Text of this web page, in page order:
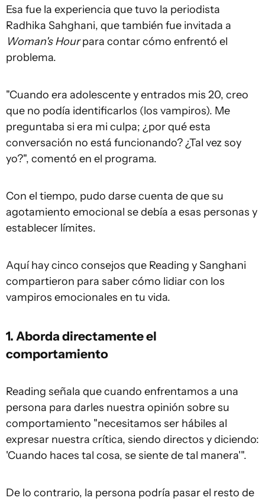
Esa fue la experiencia que tuvo la periodista
Radhika Sahghani, que también fue invitada a
Woman's Hourpara contar cómo enfrentó el
problema.
"Cuando era adolescente y entrados mis 20, creo
que no podía identificarlos (los vampiros). Me
preguntaba si era mi culpa; ¿por qué esta
conversación no está funcionando? ¿Tal vez soy
yo?", comentó en el programa.
Con el tiempo, pudo darse cuenta de que su
agotamiento emocional se debía a esas personas y
establecer límites.
Aquí hay cinco consejos que Reading y Sanghani
compartieron para saber cómo lidiar con los
vampiros emocionales en tu vida.
1. Aborda directamente el
comportamiento
Reading señala que cuando enfrentamos a una
persona para darles nuestra opinión sobre su
comportamiento "necesitamos ser hábiles al
expresar nuestra crítica, siendo directos y diciendo:
'Cuando haces tal cosa, se siente de tal manera'".
De lo contrario, la persona podría pasar el resto de